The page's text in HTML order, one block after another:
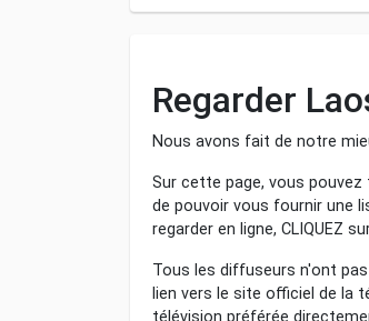
Regarder
Nous avons fait de notre
Sur cette page, vous
de pouvoir vous fournir une
regarder en ligne, CLIQUEZ
Tous les diffuseurs n'ont
lien vers le site officiel de la
télévision préférée